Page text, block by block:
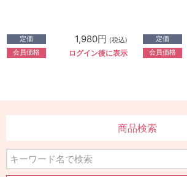
定価 1,980円 (税込)
会員価格 ログイン後に表示
定価
会員価格
商品検索